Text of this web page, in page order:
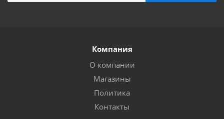
Компания
О компании
Магазины
Политика
Контакты